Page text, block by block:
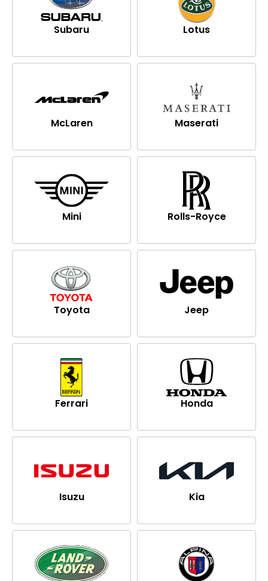
Subaru Lotus
McLaren Maserati
Mini Rolls-Royce
Toyota Jeep
Ferrari Honda
Isuzu Kia